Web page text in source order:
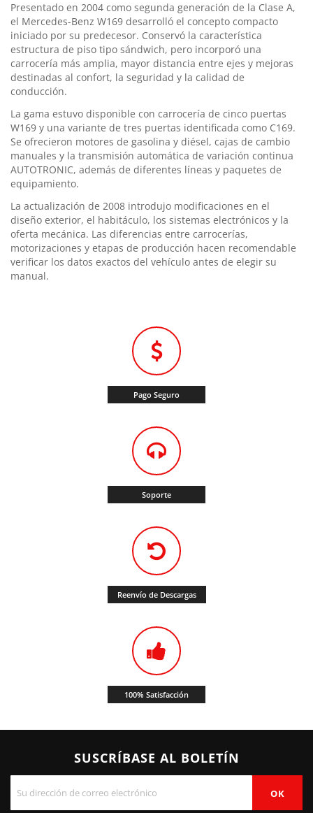
Presentado en 2004 como segunda generación de la Clase A,
el Mercedes-Benz W169 desarrolló el concepto compacto
iniciado por su predecesor. Conservó la característica
estructura de piso tipo sándwich, pero incorporó una
carrocería más amplia, mayor distancia entre ejes y mejoras
destinadas al confort, la seguridad y la calidad de
conducción.
La gama estuvo disponible con carrocería de cinco puertas
W169 y una variante de tres puertas identificada como C169.
Se ofrecieron motores de gasolina y diésel, cajas de cambio
manuales y la transmisión automática de variación continua
AUTOTRONIC, además de diferentes líneas y paquetes de
equipamiento.
La actualización de 2008 introdujo modificaciones en el
diseño exterior, el habitáculo, los sistemas electrónicos y la
oferta mecánica. Las diferencias entre carrocerías,
motorizaciones y etapas de producción hacen recomendable
verificar los datos exactos del vehículo antes de elegir su
manual.
Pago Seguro
Soporte
Reenvío de Descargas
100% Satisfacción
SUSCRÍBASE AL BOLETÍN